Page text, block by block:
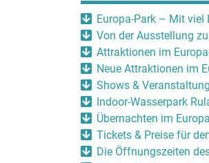
Europa-Park – Mit viel
Von der Ausstellung
Attraktionen im
Neue Attraktionen im
Shows &
Indoor-Wasserpark
Übernachten im
Tickets & Preise für
Die Öffnungszeiten